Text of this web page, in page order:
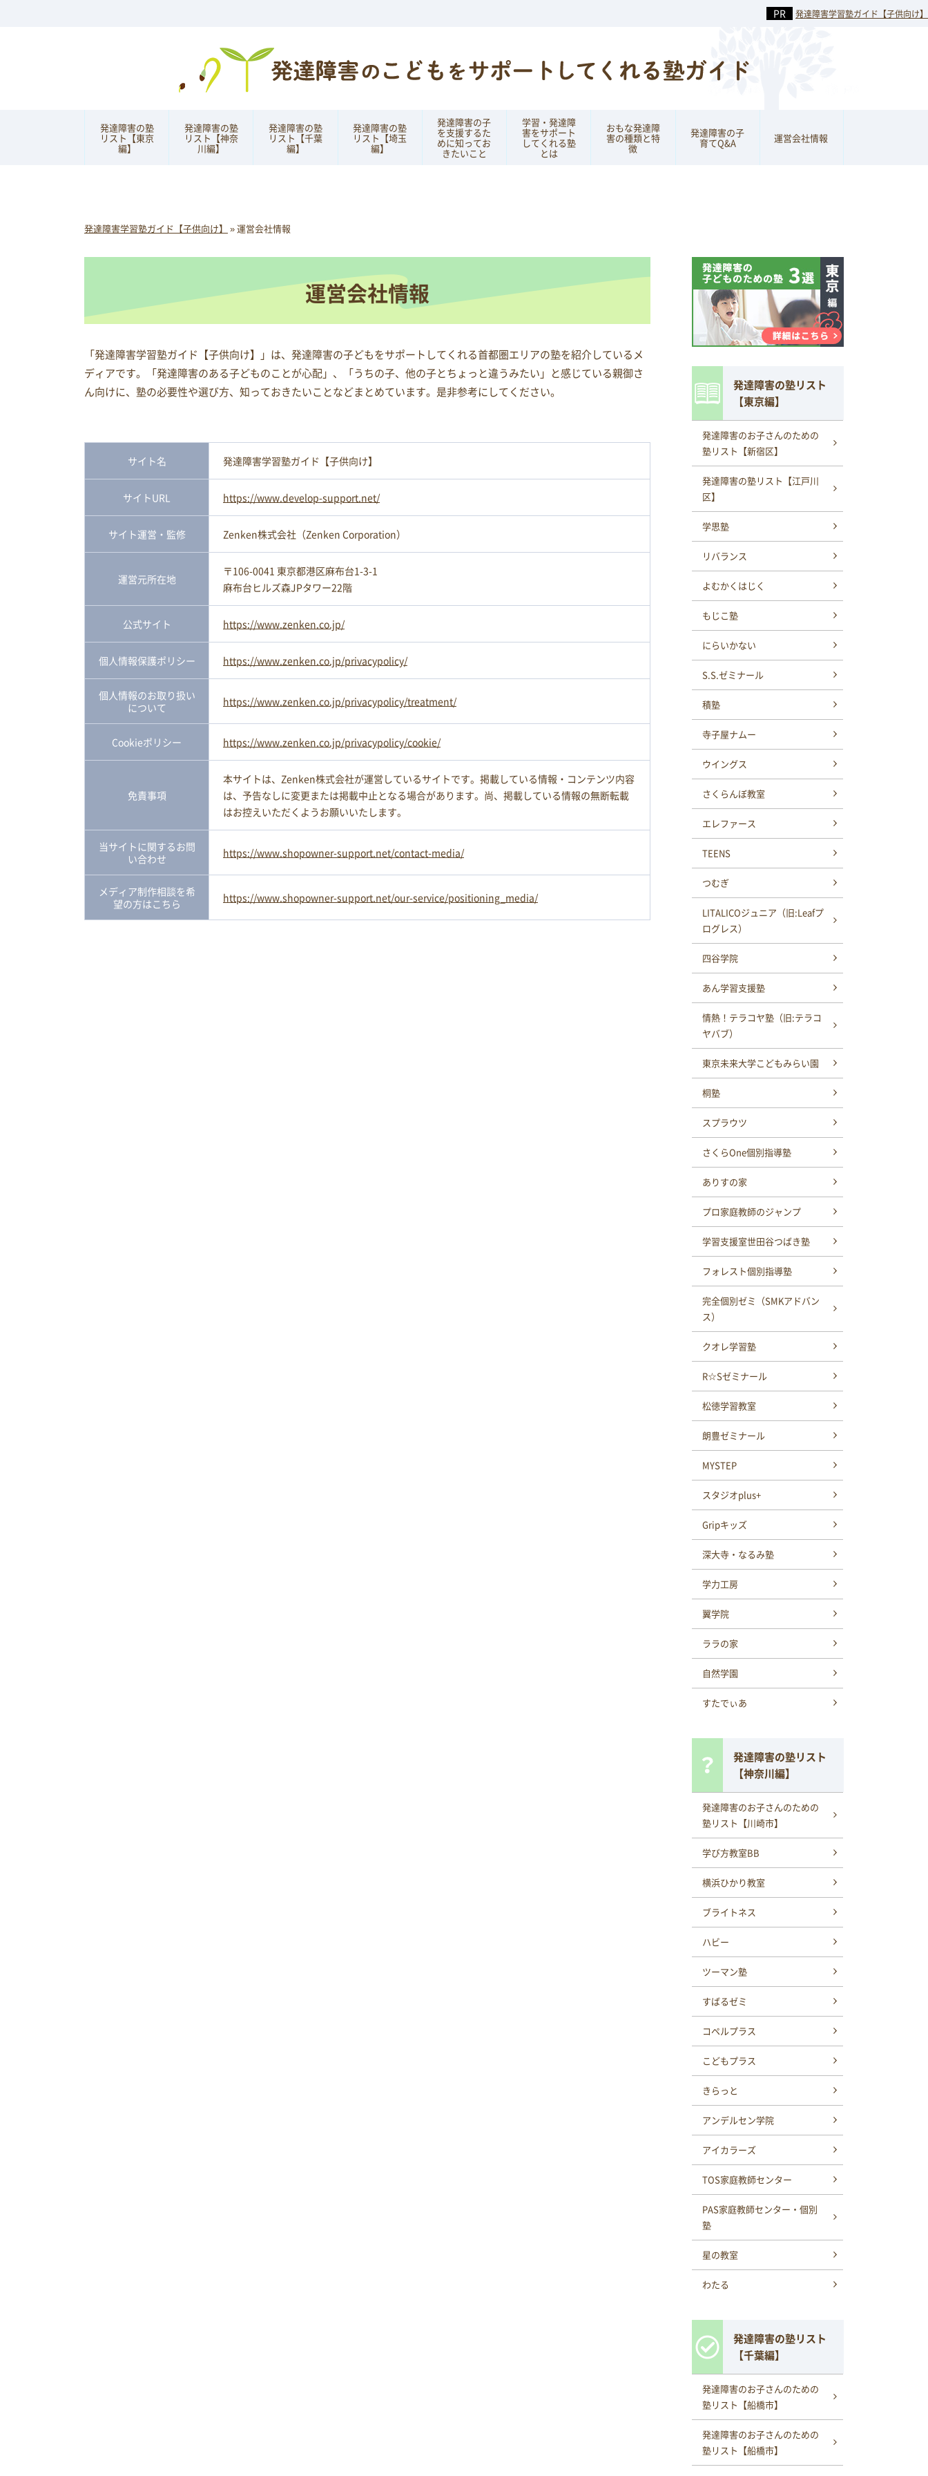
発達障害学習塾ガイド【子供向け】
発達障害の塾
リスト【東京
編】
発達障害の塾
リスト【神奈
川編】
発達障害の塾
リスト【千葉
編】
発達障害の塾
リスト【埼玉
編】
発達障害の子
を支援するた
めに知ってお
きたいこと
学習・発達障
害をサポート
してくれる塾
とは
おもな発達障
害の種類と特
徴
発達障害の子
育てQ&A 運営会社情報
発達障害学習塾ガイド【子供向け】 »運営会社情報
運営会社情報
「発達障害学習塾ガイド【子供向け】」は、発達障害の子どもをサポートしてくれる首都圏エリアの塾を紹介しているメ
ディアです。「発達障害のある子どものことが心配」、「うちの子、他の子とちょっと違うみたい」と感じている親御さ
ん向けに、塾の必要性や選び方、知っておきたいことなどまとめています。是非参考にしてください。
サイト名 発達障害学習塾ガイド【子供向け】
サイトURL https://www.develop-support.net/
サイト運営・監修 Zenken株式会社（Zenken Corporation）
運営元所在地
〒106-0041 東京都港区麻布台1-3-1
麻布台ヒルズ森JPタワー22階
公式サイト https://www.zenken.co.jp/
個人情報保護ポリシー https://www.zenken.co.jp/privacypolicy/
個人情報のお取り扱い
について
https://www.zenken.co.jp/privacypolicy/treatment/
Cookieポリシー https://www.zenken.co.jp/privacypolicy/cookie/
免責事項
本サイトは、Zenken株式会社が運営しているサイトです。掲載している情報・コンテンツ内容
は、予告なしに変更または掲載中止となる場合があります。尚、掲載している情報の無断転載
はお控えいただくようお願いいたします。
当サイトに関するお問
い合わせ
https://www.shopowner-support.net/contact-media/
メディア制作相談を希
望の方はこちら
https://www.shopowner-support.net/our-service/positioning_media/
発達障害の塾リスト
【東京編】
発達障害のお子さんのための
塾リスト【新宿区】
発達障害の塾リスト【江戸川
区】
学思塾
リバランス
よむかくはじく
もじこ塾
にらいかない
S.S.ゼミナール
積塾
寺子屋ナムー
ウイングス
さくらんぼ教室
エレファース
TEENS
つむぎ
LITALICOジュニア（旧:Leafプ
ログレス）
四谷学院
あん学習支援塾
情熱！テラコヤ塾（旧:テラコ
ヤバブ）
東京未来大学こどもみらい園
桐塾
スプラウツ
さくらOne個別指導塾
ありすの家
プロ家庭教師のジャンプ
学習支援室世田谷つばき塾
フォレスト個別指導塾
完全個別ゼミ（SMKアドバン
ス）
クオレ学習塾
R☆Sゼミナール
松徳学習教室
朗豊ゼミナール
MYSTEP
スタジオplus+
Gripキッズ
深大寺・なるみ塾
学力工房
翼学院
ララの家
自然学園
すたでぃあ
発達障害の塾リスト
【神奈川編】
発達障害のお子さんのための
塾リスト【川崎市】
学び方教室BB
横浜ひかり教室
ブライトネス
ハビー
ツーマン塾
すばるゼミ
コペルプラス
こどもプラス
きらっと
アンデルセン学院
アイカラーズ
TOS家庭教師センター
PAS家庭教師センター・個別
塾
星の教室
わたる
発達障害の塾リスト
【千葉編】
発達障害のお子さんのための
塾リスト【船橋市】
発達障害のお子さんのための
塾リスト【船橋市】